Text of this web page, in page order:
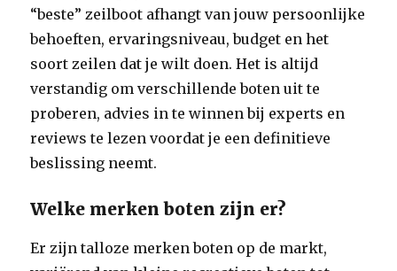
“beste” zeilboot afhangt van jouw persoonlijke
behoeften, ervaringsniveau, budget en het
soort zeilen dat je wilt doen. Het is altijd
verstandig om verschillende boten uit te
proberen, advies in te winnen bij experts en
reviews te lezen voordat je een definitieve
beslissing neemt.
Welke merken boten zijn er?
Er zijn talloze merken boten op de markt,